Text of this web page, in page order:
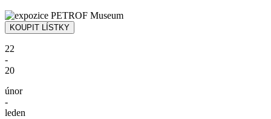
22
-
20
únor
-
leden